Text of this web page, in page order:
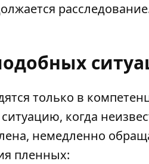
только в
когда
немедленно
пленных: